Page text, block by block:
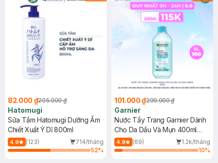
82.000 ₫205.000 ₫
Hatomugi
Sữa Tắm Hatomugi Dưỡng Ẩm
Chiết Xuất Ý Dĩ 800ml
4.9 (123)
714/tháng
52%
101.000 ₫209.000 ₫
Garnier
Nước Tẩy Trang Garnier Dành
Cho Da Dầu Và Mụn 400ml
(Mới)
4.9 (69)
1.2k/tháng
10%